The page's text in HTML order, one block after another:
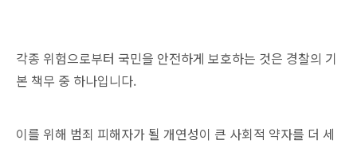
각종 위험으로부터 국민을 안전하게 보호하는 것은 경찰의 기
본 책무 중 하나입니다.
이를 위해 범죄 피해자가 될 개연성이 큰 사회적 약자를 더 세